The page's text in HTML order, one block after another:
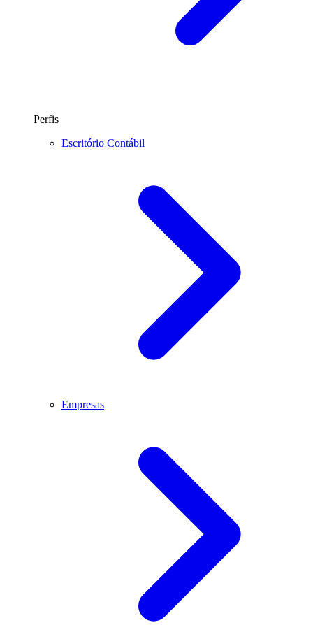
Perfis
Escritório Contábil
Empresas